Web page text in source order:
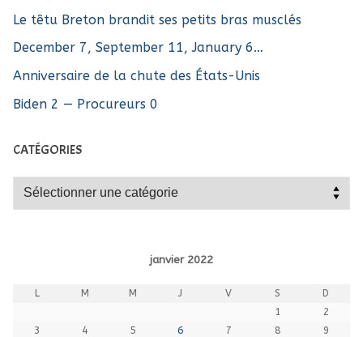
Le têtu Breton brandit ses petits bras musclés
December 7, September 11, January 6…
Anniversaire de la chute des États-Unis
Biden 2 — Procureurs 0
CATÉGORIES
Catégories
janvier 2022
L M M J V S
D
1
2
3
4 5 6 7 8
9